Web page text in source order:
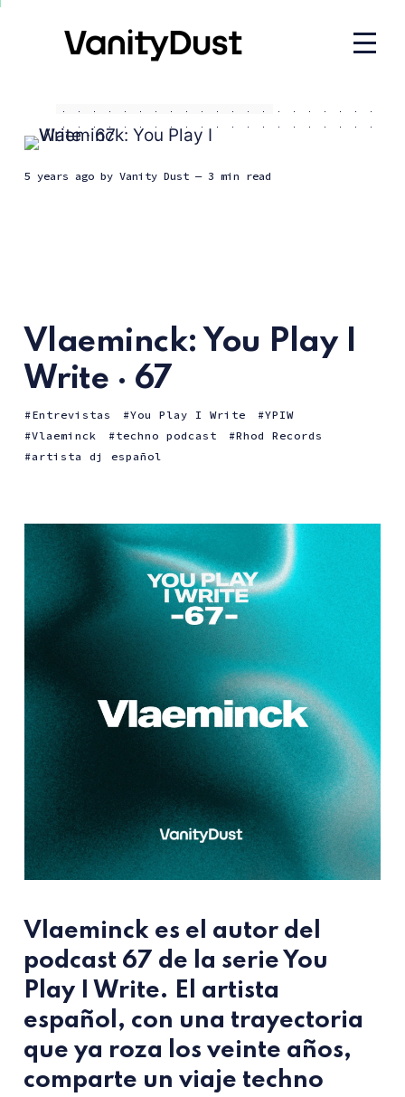
5 years agoby Vanity Dust — 3 min read
Vlaeminck: You Play I
Write · 67
Entrevistas You Play I Write
YPIW
Vlaeminck
techno podcast
Rhod Records
artista dj español
Vlaeminck es el autor del
podcast 67 de la serie You
Play I Write. El artista
español, con una trayectoria
que ya roza los veinte años,
comparte un viaje techno